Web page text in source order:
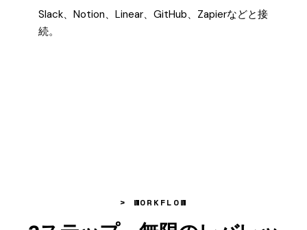
Slack、Notion、Linear、GitHub、Zapierなどと接
続。
> WORKFLOW